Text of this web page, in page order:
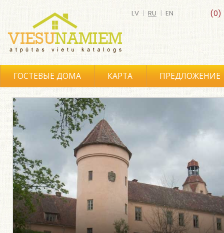
(0)
LV | RU | EN
ГОСТЕВЫЕ ДОМА КАРТА ПРЕДЛОЖЕНИЕ